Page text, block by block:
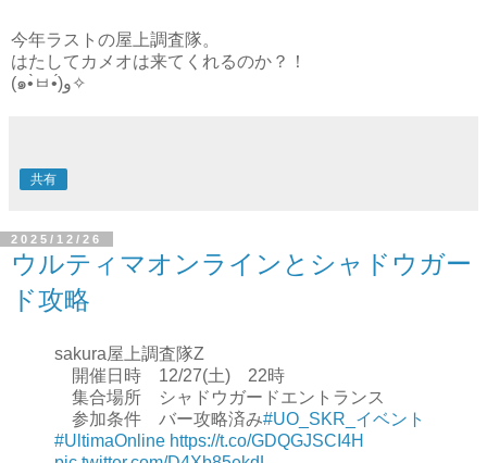
今年ラストの屋上調査隊。
はたしてカメオは来てくれるのか？！
(๑•̀ㅂ•́)و✧
共有
2025/12/26
ウルティマオンラインとシャドウガー
ド攻略
sakura屋上調査隊Z
開催日時 12/27(土) 22時
集合場所 シャドウガードエントランス
参加条件 バー攻略済み#UO_SKR_イベント
#UltimaOnline https://t.co/GDQGJSCI4H